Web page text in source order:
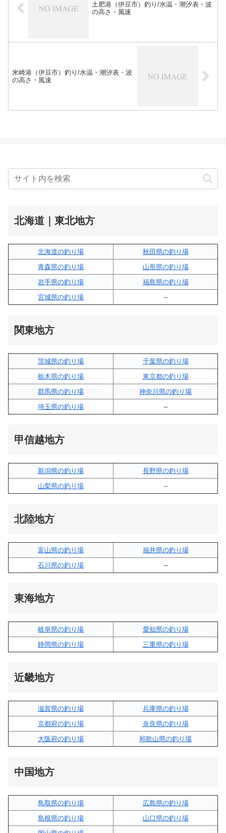
土肥港（伊豆市）釣り/水温・潮汐表・波
の高さ・風速
米崎港（伊豆市）釣り/水温・潮汐表・波
の高さ・風速
北海道｜東北地方
北海道の釣り場
秋田県の釣り場
青森県の釣り場
山形県の釣り場
岩手県の釣り場
福島県の釣り場
宮城県の釣り場
–
関東地方
茨城県の釣り場
千葉県の釣り場
栃木県の釣り場
東京都の釣り場
群馬県の釣り場
神奈川県の釣り場
埼玉県の釣り場
–
甲信越地方
新潟県の釣り場
長野県の釣り場
山梨県の釣り場
–
北陸地方
富山県の釣り場
福井県の釣り場
石川県の釣り場
–
東海地方
岐阜県の釣り場
愛知県の釣り場
静岡県の釣り場
三重県の釣り場
近畿地方
滋賀県の釣り場
兵庫県の釣り場
京都府の釣り場
奈良県の釣り場
大阪府の釣り場
和歌山県の釣り場
中国地方
鳥取県の釣り場
広島県の釣り場
島根県の釣り場
山口県の釣り場